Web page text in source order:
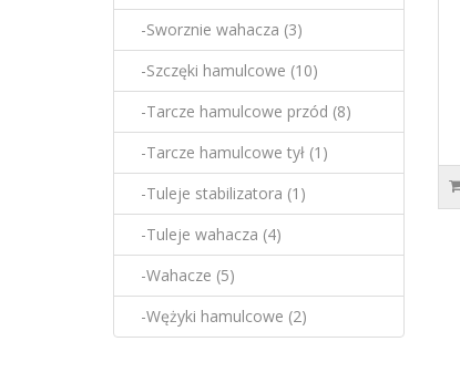
-Sworznie wahacza (3)
-Szczęki hamulcowe (10)
-Tarcze hamulcowe przód (8)
-Tarcze hamulcowe tył (1)
-Tuleje stabilizatora (1)
-Tuleje wahacza (4)
-Wahacze (5)
-Wężyki hamulcowe (2)